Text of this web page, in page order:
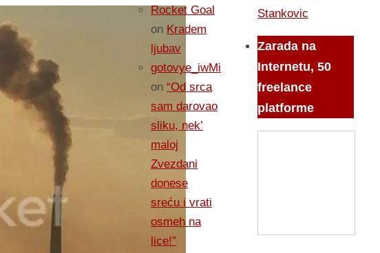
Rocket Goal
on Kradem
ljubav
gotovye_iwMi
on “Od srca
sam darovao
sliku, nek’
maloj
Zvezdani
donese
sreću i vrati
osmeh na
lice!”
Stankovic
Zarada na
Internetu, 50
freelance
platforme